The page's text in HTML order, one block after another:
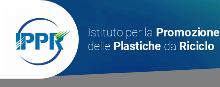
Istituto per la Promozione
delle Plastiche da Riciclo